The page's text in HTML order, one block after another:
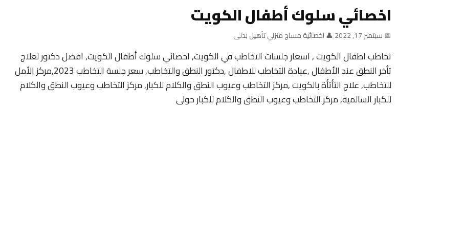
اخصائي سلوك أطفال الكويت
📅 سبتمبر 17, 2022 |👤 اخصائية مساج منزلي تأهيل بدنى
تخاطب اطفال الكويت , اسعار جلسات التخاطب في الكويت, اخصائي سلوك أطفال الكويت, افضل دكتور لعلاج
تأخر النطق عند الأطفال ,عيادة التخاطب للاطفال ,دكتور النطق والتخاطب, سعر جلسة التخاطب 2023,مركز الأمل
للتخاطب, علاج التأتأة بالكويت ,مركز التخاطب وعيوب النطق والكلام للكبار, مركز التخاطب وعيوب النطق والكلام
للكبار السالمية, مركز التخاطب وعيوب النطق والكلام للكبار حولى